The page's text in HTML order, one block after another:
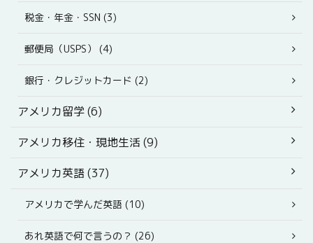
税金・年金・SSN (3)
郵便局（USPS） (4)
銀行・クレジットカード (2)
アメリカ留学 (6)
アメリカ移住・現地生活 (9)
アメリカ英語 (37)
アメリカで学んだ英語 (10)
あれ英語で何で言うの？ (26)